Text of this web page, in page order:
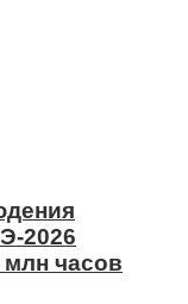
2026
часов